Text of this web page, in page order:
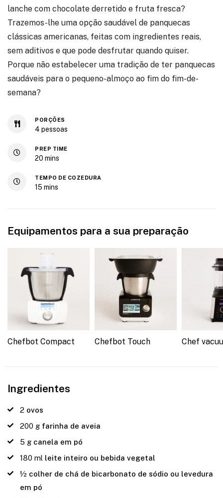
lanche com chocolate derretido e fruta fresca?
Trazemos-lhe uma opção saudável de panquecas
clássicas americanas, feitas com ingredientes reais,
sem aditivos e que pode desfrutar quando quiser.
Porque não estabelecer uma tradição de ter panquecas
saudáveis para o pequeno-almoço ao fim do fim-de-
semana?
PORÇÕES
4 pessoas
PREP TIME
20 mins
TEMPO DE COZEDURA
15 mins
Equipamentos para a sua preparação
Chefbot Compact Chefbot Touch Chef
Ingredientes
2 ovos
200 g farinha de aveia
5 g canela em pó
180 ml leite inteiro ou bebida vegetal
½ colher de chá de bicarbonato de sódio ou levedura
em pó